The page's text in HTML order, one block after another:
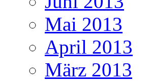
Mai 2013
April 2013
März 2013